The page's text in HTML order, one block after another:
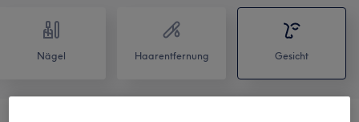
Nägel Haarentfernung Gesicht